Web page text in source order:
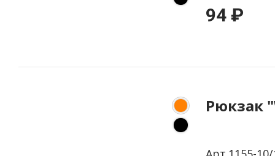
94 ₽
Рюкзак